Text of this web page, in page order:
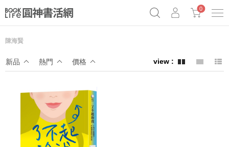
Netflix話題章魚小說！
0
陳海賢
新品 熱門 價格